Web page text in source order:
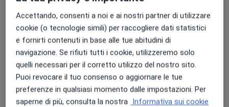
Adulti (Solo in alcuni indirizzi)
Bambini (Solo in alcuni indirizzi)
Tipologia di visite
In studioVisualizza gli indirizzi (5)
Foto e video
Accettando, consenti a noi e ai nostri partner di utilizzare
cookie (o tecnologie simili) per raccogliere dati statistici
e fornirti contenuti in base alle tue abitudini di
navigazione. Se rifiuti tutti i cookie, utilizzeremo solo
quelli necessari per il corretto utilizzo del nostro sito.
Puoi revocare il tuo consenso o aggiornare le tue
preferenze in qualsiasi momento dalle impostazioni. Per
saperne di più, consulta la nostra Informativa sui cookie